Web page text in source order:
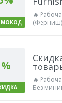
🔥
%
🔥
Без